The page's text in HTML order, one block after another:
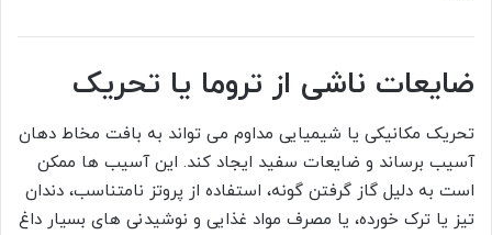
ضایعات ناشی از تروما یا تحریک
تحریک مکانیکی یا شیمیایی مداوم می تواند به بافت مخاط دهان
آسیب برساند و ضایعات سفید ایجاد کند. این آسیب ها ممکن
است به دلیل گاز گرفتن گونه، استفاده از پروتز نامتناسب، دندان
تیز یا ترک خورده، یا مصرف مواد غذایی و نوشیدنی های بسیار داغ